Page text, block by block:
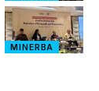
MINERBA